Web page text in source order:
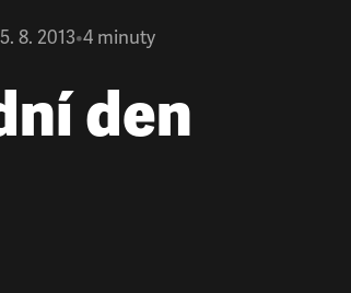
8. 2013•4 minuty
den